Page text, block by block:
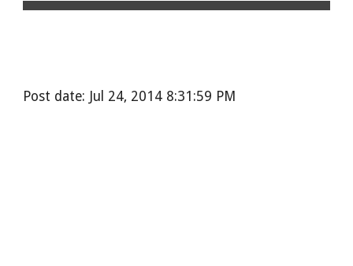
Post date: Jul 24, 2014 8:31:59 PM